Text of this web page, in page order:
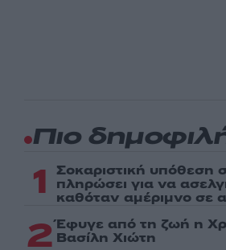
Πιο
1 Σοκαριστική υπόθεση
πληρώσει για να
καθόταν αμέριμνο σε
2 Έφυγε από τη ζωή η
Βασίλη Χιώτη